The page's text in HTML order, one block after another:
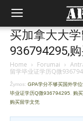
买加拿大大
936794295,
Home › Forumai ›
留学毕业证学历Q微
Žymos: GPA学分不够买国外学
毕业证学历Q微936794295
购
购买留学文凭